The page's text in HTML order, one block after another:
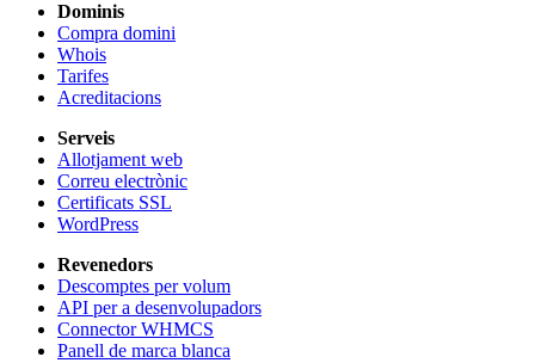
Dominis
Compra domini
Whois
Tarifes
Acreditacions
Serveis
Allotjament web
Correu electrònic
Certificats SSL
WordPress
Revenedors
Descomptes per volum
API per a desenvolupadors
Connector WHMCS
Panell de marca blanca